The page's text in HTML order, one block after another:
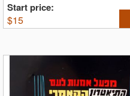
Start price:
$15